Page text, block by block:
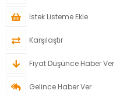
İstek Listeme Ekle
Karşılaştır
Fiyat Düşünce Haber Ver
Gelince Haber Ver